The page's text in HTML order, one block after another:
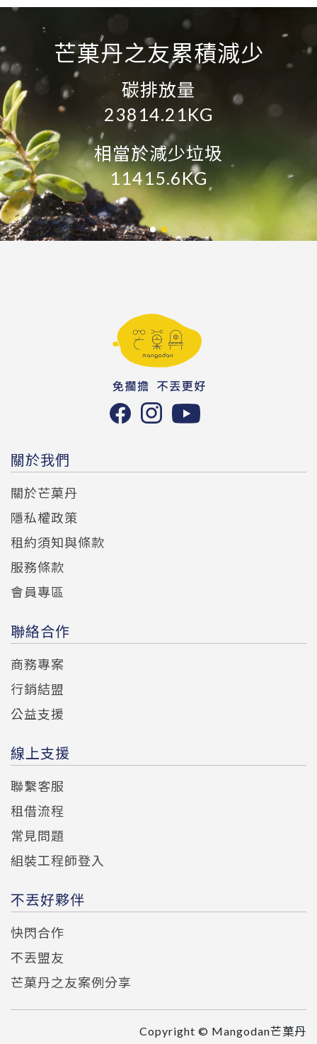
再生資源
10654.56KG
約減少石油
5073.6L
約減少鋁礦
5919.2KG
芒菓丹之友累積減少
碳排放量
23814.21KG
相當於減少垃圾
11415.6KG
關於我們
關於芒菓丹
隱私權政策
租約須知與條款
服務條款
會員專區
聯絡合作
商務專案
行銷結盟
公益支援
線上支援
聯繫客服
租借流程
常見問題
組裝工程師登入
不丟好夥伴
快閃合作
不丟盟友
芒菓丹之友案例分享
Copyright © Mangodan芒菓丹